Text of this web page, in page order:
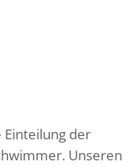
Einteilung der
Unseren